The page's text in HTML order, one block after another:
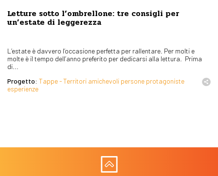
Letture sotto l’ombrellone: tre consigli per
un’estate di leggerezza
L’estate è davvero l’occasione perfetta per rallentare. Per molti e
molte è il tempo dell’anno preferito per dedicarsi alla lettura. Prima
di...
Progetto: Tappe - Territori amichevoli persone protagoniste
esperienze